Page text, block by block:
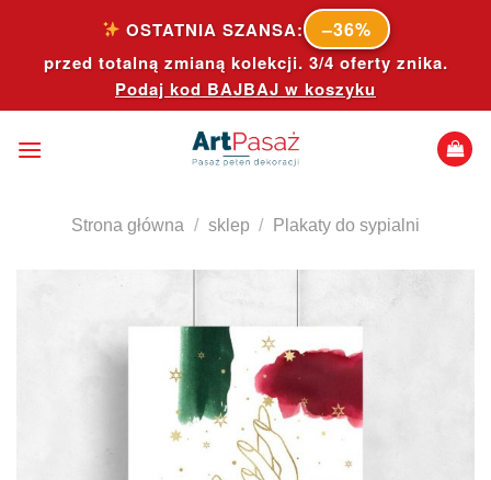
content
OSTATNIA SZANSA: –36%
przed totalną zmianą kolekcji. 3/4 oferty znika.
Podaj kod BAJBAJ w koszyku
Strona główna / sklep / Plakaty do sypialni